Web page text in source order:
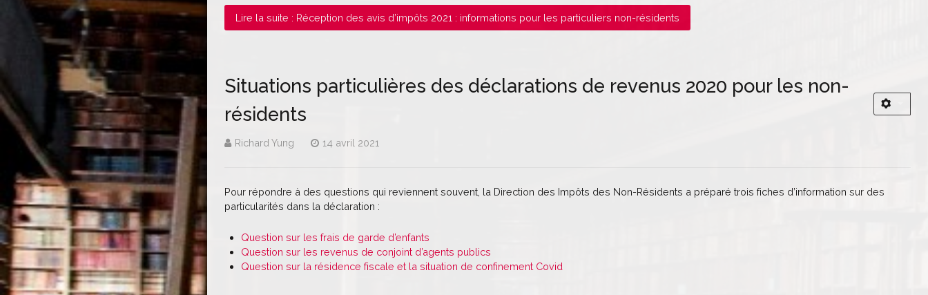
Lire la suite : Réception des avis d’impôts 2021 : informations pour les particuliers non-résidents
Situations particulières des déclarations de revenus 2020 pour les non-
résidents
Richard Yung 14 avril 2021
Pour répondre à des questions qui reviennent souvent, la Direction des Impôts des Non-Résidents a préparé trois fiches d’information sur des
particularités dans la déclaration :
Question sur les frais de garde d’enfants
Question sur les revenus de conjoint d’agents publics
Question sur la résidence fiscale et la situation de confinement Covid